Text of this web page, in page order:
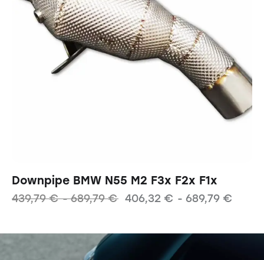
Downpipe BMW N55 M2 F3x F2x F1x
439,79€ - 689,79€ 406,32 € - 689,79 €